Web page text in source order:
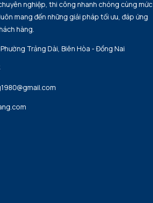
nghiệp, thi công nhanh chóng cùng mức
mang đến những giải pháp tối ưu, đáp ứng
hàng.
Trảng Dài, Biên Hòa - Đồng Nai